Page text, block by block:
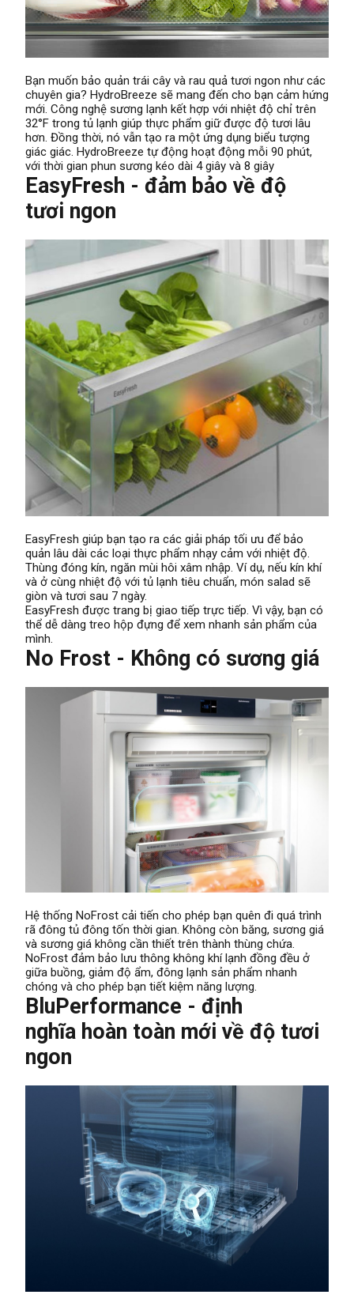
Bạn muốn bảo quản trái cây và rau quả tươi ngon như các
chuyên gia? HydroBreeze sẽ mang đến cho bạn cảm hứng
mới. Công nghệ sương lạnh kết hợp với nhiệt độ chỉ trên
32°F trong tủ lạnh giúp thực phẩm giữ được độ tươi lâu
hơn. Đồng thời, nó vẫn tạo ra một ứng dụng biểu tượng
giác giác. HydroBreeze tự động hoạt động mỗi 90 phút,
với thời gian phun sương kéo dài 4 giây và 8 giây
EasyFresh - đảm bảo về độ
tươi ngon
EasyFresh giúp bạn tạo ra các giải pháp tối ưu để bảo
quản lâu dài các loại thực phẩm nhạy cảm với nhiệt độ.
Thùng đóng kín, ngăn mùi hôi xâm nhập. Ví dụ, nếu kín khí
và ở cùng nhiệt độ với tủ lạnh tiêu chuẩn, món salad sẽ
giòn và tươi sau 7 ngày.
EasyFresh được trang bị giao tiếp trực tiếp. Vì vậy, bạn có
thể dễ dàng treo hộp đựng để xem nhanh sản phẩm của
mình.
No Frost - Không có sương giá
Hệ thống NoFrost cải tiến cho phép bạn quên đi quá trình
rã đông tủ đông tốn thời gian. Không còn băng, sương giá
và sương giá không cần thiết trên thành thùng chứa.
NoFrost đảm bảo lưu thông không khí lạnh đồng đều ở
giữa buồng, giảm độ ẩm, đông lạnh sản phẩm nhanh
chóng và cho phép bạn tiết kiệm năng lượng.
BluPerformance - định
nghĩa hoàn toàn mới về độ tươi
ngon